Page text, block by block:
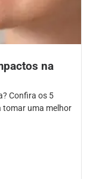
na
Confira os 5
tomar uma melhor